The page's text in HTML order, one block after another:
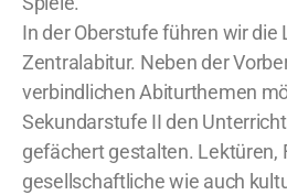
In der Oberstufe führen wir die
Zentralabitur. Neben der
verbindlichen Abiturthemen
Sekundarstufe II den
gefächert gestalten. Lektüren,
gesellschaftliche wie auch